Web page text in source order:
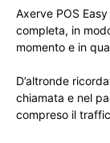
Axerve POS
completa, in
momento e in
D’altronde
chiamata e nel
compreso il